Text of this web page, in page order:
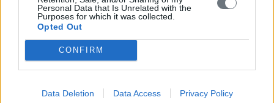
Personal Data that Is Unrelated with the
Purposes for which it was collected.
Opted Out
CONFIRM
Data Deletion Data Access Privacy Policy